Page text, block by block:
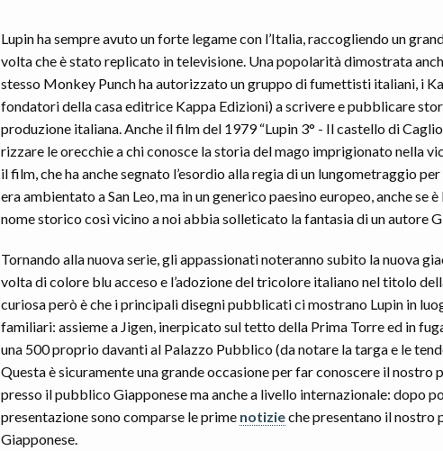
Lupin ha sempre avuto un forte legame con l’Italia, raccogliendo un
volta che è stato replicato in televisione. Una popolarità dimostrata
stesso Monkey Punch ha autorizzato un gruppo di fumettisti italiani, i
fondatori della casa editrice Kappa Edizioni) a scrivere e pubblicare
produzione italiana. Anche il film del 1979 “Lupin 3° - Il castello di
rizzare le orecchie a chi conosce la storia del mago imprigionato nella
il film, che ha anche segnato l’esordio alla regia di un lungometraggio
era ambientato a San Leo, ma in un generico paesino europeo, anche se
nome storico così vicino a noi abbia solleticato la fantasia di un autore
Tornando alla nuova serie, gli appassionati noteranno subito la nuova
volta di colore blu acceso e l’adozione del tricolore italiano nel titolo
curiosa però è che i principali disegni pubblicati ci mostrano Lupin in
familiari: assieme a Jigen, inerpicato sul tetto della Prima Torre ed in
una 500 proprio davanti al Palazzo Pubblico (da notare la targa e le
Questa è sicuramente una grande occasione per far conoscere il nostro
presso il pubblico Giapponese ma anche a livello internazionale: dopo
presentazione sono comparse le prime notizieche presentano il nostro
Giapponese.